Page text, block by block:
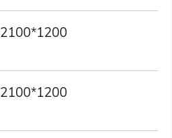
2100*1200
2100*1200